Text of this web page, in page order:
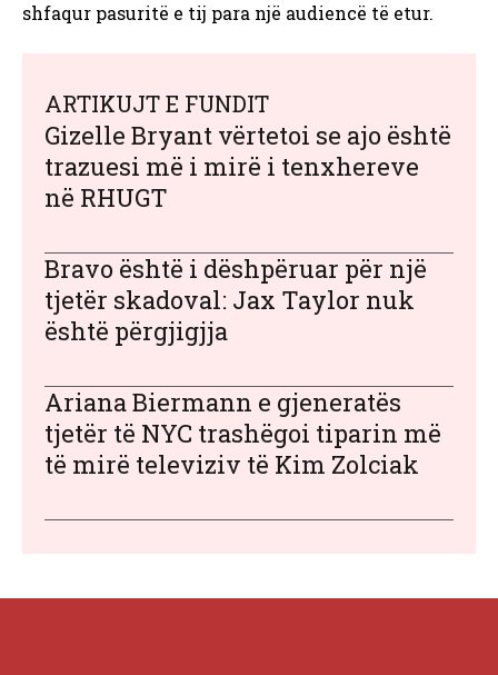
shfaqur pasuritë e tij para një audiencë të etur.
ARTIKUJT E FUNDIT
Gizelle Bryant vërtetoi se ajo është
trazuesi më i mirë i tenxhereve
në RHUGT
Bravo është i dëshpëruar për një
tjetër skadoval: Jax Taylor nuk
është përgjigjja
Ariana Biermann e gjeneratës
tjetër të NYC trashëgoi tiparin më
të mirë televiziv të Kim Zolciak